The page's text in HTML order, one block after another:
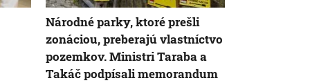
Národné parky, ktoré prešli
zonáciou, preberajú vlastníctvo
pozemkov. Ministri Taraba a
Takáč podpísali memorandum